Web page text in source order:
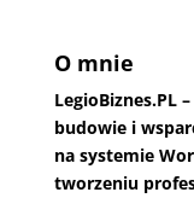
O mnie
LegioBiznes.PL–
budowie i
na systemie
tworzeniu